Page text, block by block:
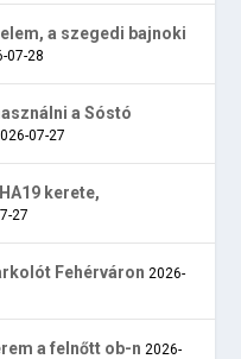
a szegedi bajnoki
07-28
a Sóstó
07-27
kerete,
27
Fehérváron 2026-
a felnőtt ob-n 2026-